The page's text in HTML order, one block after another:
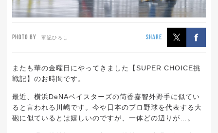
PHOTO BY 軍記ひろし SHARE
またも華の金曜日にやってきました【SUPER CHOICE挑
戦記】のお時間です。
最近、横浜DeNAベイスターズの筒香嘉智外野手に似てい
ると言われる川嶋です。今や日本のプロ野球を代表する大
砲に似ているとは嬉しいのですが、一体どの辺りが…。